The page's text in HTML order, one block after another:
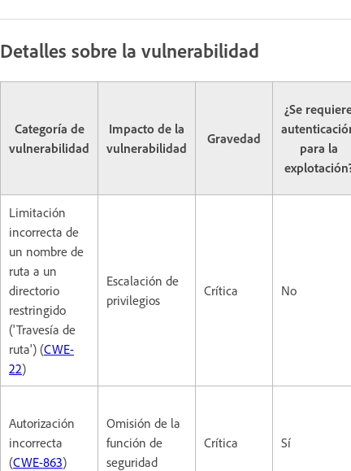
Detalles sobre la vulnerabilidad
Categoría de
vulnerabilidad
Impacto de la
vulnerabilidad
Gravedad
¿Se
para la
Limitación
incorrecta de
un nombre de
ruta a un
directorio
restringido
('Travesía de
ruta') (CWE-
22)
Escalación de
privilegios
Crítica No
Autorización
incorrecta
(CWE-863)
Omisión de la
función de
seguridad
Crítica Sí